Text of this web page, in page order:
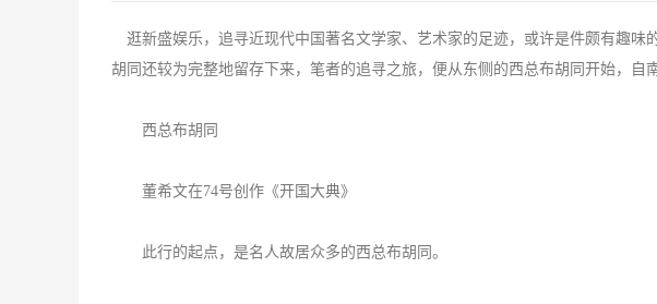
逛新盛娱乐，追寻近现代中国著名文学家、艺术家的足迹，或许是件颇有趣味
胡同还较为完整地留存下来，笔者的追寻之旅，便从东侧的西总布胡同开始，自
西总布胡同
董希文在74号创作《开国大典》
此行的起点，是名人故居众多的西总布胡同。